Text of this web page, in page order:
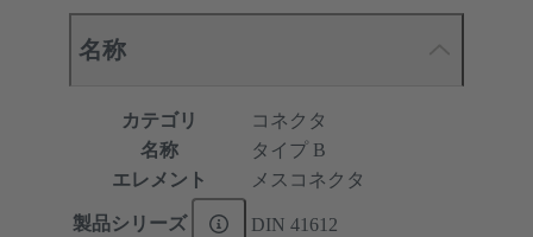
名称
カテゴリ
コネクタ
名称
タイプ B
エレメント
メスコネクタ
製品シリーズ DIN 41612